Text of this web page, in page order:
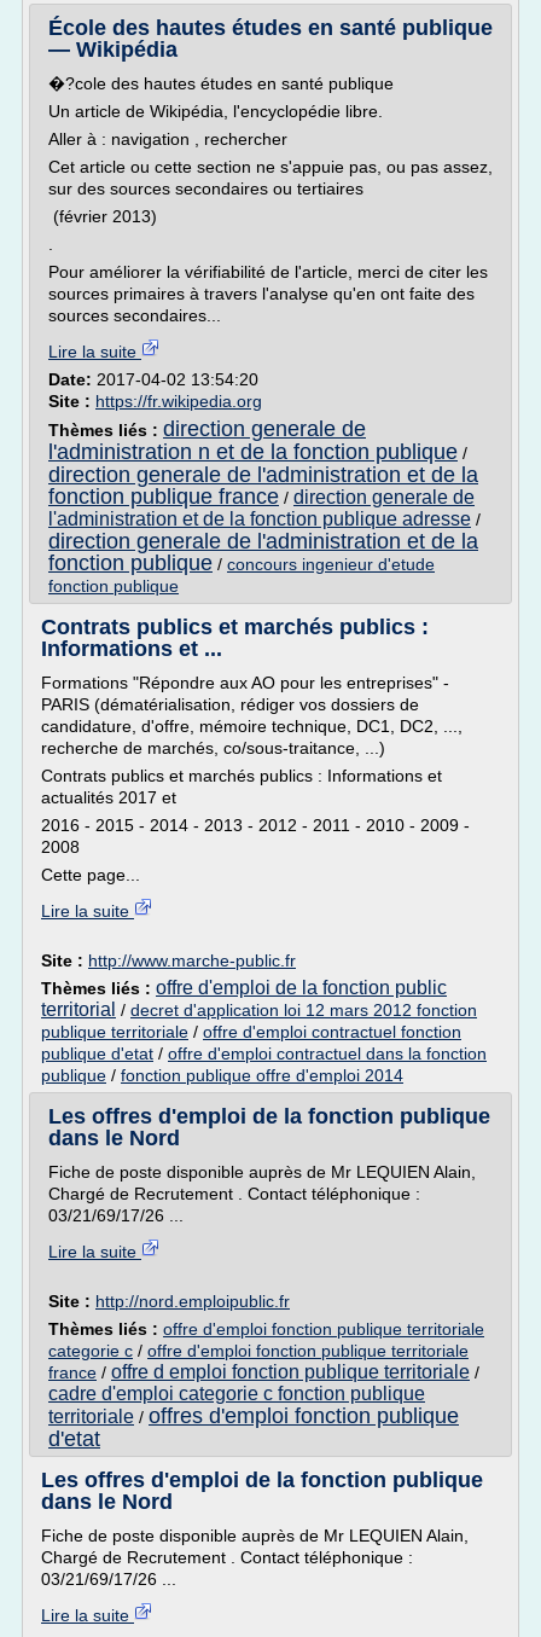
École des hautes études en santé publique
— Wikipédia
�?cole des hautes études en santé publique
Un article de Wikipédia, l'encyclopédie libre.
Aller à : navigation , rechercher
Cet article ou cette section ne s'appuie pas, ou pas assez,
sur des sources secondaires ou tertiaires
(février 2013)
Pour améliorer la vérifiabilité de l'article, merci de citer les
sources primaires à travers l'analyse qu'en ont faite des
sources secondaires...
Lire la suite
Date: 2017-04-02 13:54:20
Site : https://fr.wikipedia.org
Thèmes liés : direction generale de
l'administration n et de la fonction publique /
direction generale de l'administration et de la
fonction publique france / direction generale de
l'administration et de la fonction publique adresse /
direction generale de l'administration et de la
fonction publique / concours ingenieur d'etude
fonction publique
Contrats publics et marchés publics :
Informations et ...
Formations "Répondre aux AO pour les entreprises" -
PARIS (dématérialisation, rédiger vos dossiers de
candidature, d'offre, mémoire technique, DC1, DC2, ...,
recherche de marchés, co/sous-traitance, ...)
Contrats publics et marchés publics : Informations et
actualités 2017 et
2016 - 2015 - 2014 - 2013 - 2012 - 2011 - 2010 - 2009 -
2008
Cette page...
Lire la suite
Site : http://www.marche-public.fr
Thèmes liés : offre d'emploi de la fonction public
territorial / decret d'application loi 12 mars 2012 fonction
publique territoriale / offre d'emploi contractuel fonction
publique d'etat / offre d'emploi contractuel dans la fonction
publique / fonction publique offre d'emploi 2014
Les offres d'emploi de la fonction publique
dans le Nord
Fiche de poste disponible auprès de Mr LEQUIEN Alain,
Chargé de Recrutement . Contact téléphonique :
03/21/69/17/26 ...
Lire la suite
Site : http://nord.emploipublic.fr
Thèmes liés : offre d'emploi fonction publique territoriale
categorie c / offre d'emploi fonction publique territoriale
france / offre d emploi fonction publique territoriale /
cadre d'emploi categorie c fonction publique
territoriale / offres d'emploi fonction publique
d'etat
Les offres d'emploi de la fonction publique
dans le Nord
Fiche de poste disponible auprès de Mr LEQUIEN Alain,
Chargé de Recrutement . Contact téléphonique :
03/21/69/17/26 ...
Lire la suite